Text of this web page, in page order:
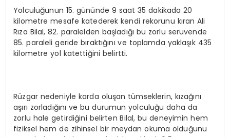
Yolculuğunun 15. gününde 9 saat 35 dakikada 20
kilometre mesafe katederek kendi rekorunu kıran Ali
Rıza Bilal, 82. paralelden başladığı bu zorlu serüvende
85. paraleli geride bıraktığını ve toplamda yaklaşık 435
kilometre yol katettiğini belirtti.
Rüzgar nedeniyle karda oluşan tümseklerin, kızağını
aşırı zorladığını ve bu durumun yolculuğu daha da
zorlu hale getirdiğini belirten Bilal, bu deneyimin hem
fiziksel hem de zihinsel bir meydan okuma olduğunu